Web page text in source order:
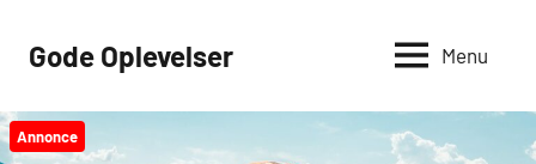
Gode Oplevelser Menu
Annonce